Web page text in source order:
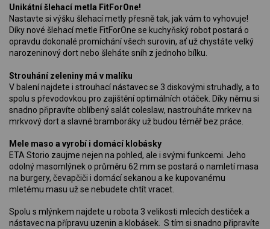
Unikátní šlehací metla FitForOne!
Nastavte si výšku šlehací metly přesně tak, jak vám to vyhovuje!
Díky nové šlehací metle FitForOne se kuchyňský robot postará o
opravdu dokonalé promíchání všech surovin, ať už chystáte velký
narozeninový dort nebo šleháte sníh z jednoho bílku.
Strouhání zeleniny má v malíku
V balení najdete i strouhací nástavec se 3 diskovými struhadly, a to
spolu s převodovkou pro zajištění optimálních otáček. Díky němu si
snadno připravíte oblíbený salát coleslaw, nastrouháte mrkev na
mrkvový dort a slavné bramboráky už budou téměř bez práce.
Mele maso a vyrobí i domácí klobásky
ETA Storio zaujme nejen na pohled, ale i svými funkcemi. Jeho
odolný masomlýnek o průměru 62 mm se postará o namletí masa
na burgery, čevapčiči i domácí sekanou a ke kupovanému
mletému masu už se nebudete chtít vracet.
Spolu s mlýnkem najdete u robota 3 velikosti mlecích destiček a
nástavec na přípravu uzenin a klobásek. S tím si snadno připravíte